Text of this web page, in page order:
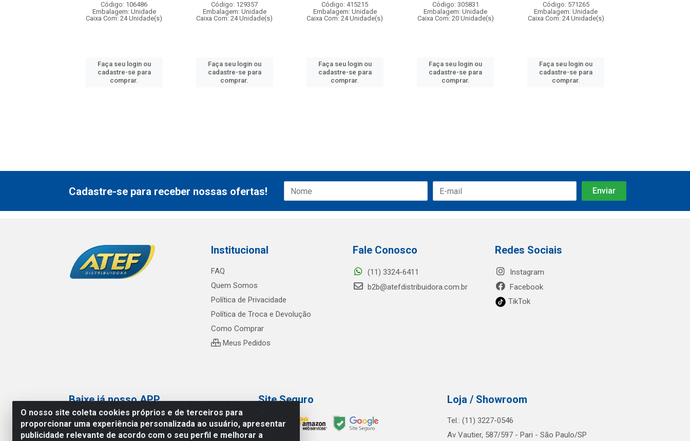
Código: 106486
Embalagem: Unidade
Caixa Com: 24 Unidade(s)
Faça seu login ou
cadastre-se para
comprar.
Código: 129357
Embalagem: Unidade
Caixa Com: 24 Unidade(s)
Faça seu login ou
cadastre-se para
comprar.
Código: 415215
Embalagem: Unidade
Caixa Com: 24 Unidade(s)
Faça seu login ou
cadastre-se para
comprar.
Código: 305831
Embalagem: Unidade
Caixa Com: 20 Unidade(s)
Faça seu login ou
cadastre-se para
comprar.
Código: 571265
Embalagem: Unidade
Caixa Com: 24 Unidade(s)
Faça seu login ou
cadastre-se para
comprar.
O nosso site coleta cookies próprios e de terceiros para
proporcionar uma experiência personalizada ao usuário, apresentar
publicidade relevante de acordo com o seu perfil e melhorar a
Cadastre-se para receber nossas ofertas!
Institucional
FAQ
Quem Somos
Política de Privacidade
Política de Troca e Devolução
Como Comprar
Meus Pedidos
Fale Conosco
(11) 3324-6411
b2b@atefdistribuidora.com.br
Redes Sociais
Instagram
Facebook
TikTok
Baixe já nosso APP Site Seguro Loja / Showroom
Tel.: (11) 3227-0546
Av Vautier, 587/597 - Pari - São Paulo/SP